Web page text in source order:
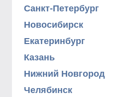
Санкт-Петербург
Новосибирск
Екатеринбург
Казань
Нижний Новгород
Челябинск